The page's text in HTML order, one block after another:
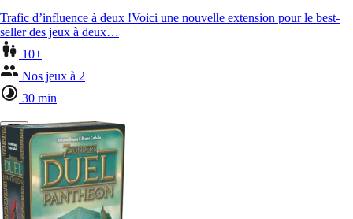
Trafic d’influence à deux !Voici une nouvelle extension pour le best-
seller des jeux à deux…
10+
Nos jeux à 2
30 min